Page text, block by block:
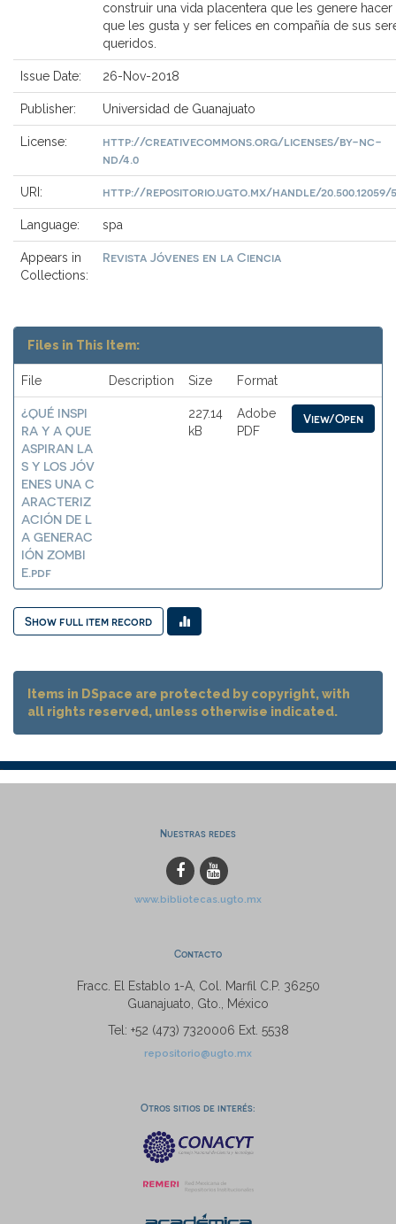
construir una vida placentera que les genere
que les gusta y ser felices en compañía de sus
queridos.
Issue Date: 26-Nov-2018
Publisher: Universidad de Guanajuato
License:
http://creativecommons.org/licenses/by-nc-
nd/4.0
URI: http://repositorio.ugto.mx/handle/20.500.12059/
Language: spa
Appears in
Collections:
Revista Jóvenes en la Ciencia
Files in This Item:
File Description Size Format
¿QUÉ INSPI
RA Y A QUE
ASPIRAN LA
S Y LOS JÓV
ENES UNA C
ARACTERIZ
ACIÓN DE L
A GENERAC
IÓN ZOMBI
E.pdf
227.14
kB
Adobe
PDF
View/Open
Show full item record
Items in DSpace are protected by copyright, with
all rights reserved, unless otherwise indicated.
Nuestras redes
www.bibliotecas.ugto.mx
Contacto
Fracc. El Establo 1-A, Col. Marfil C.P. 36250
Guanajuato, Gto., México
Tel: +52 (473) 7320006 Ext. 5538
repositorio@ugto.mx
Otros sitios de interés: